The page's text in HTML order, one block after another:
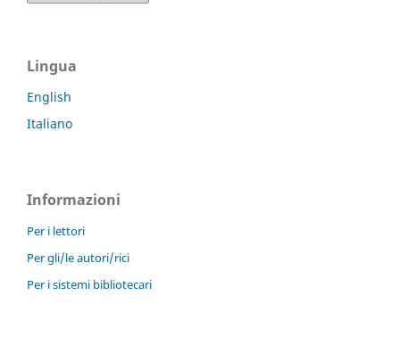
Lingua
English
Italiano
Informazioni
Per i lettori
Per gli/le autori/rici
Per i sistemi bibliotecari